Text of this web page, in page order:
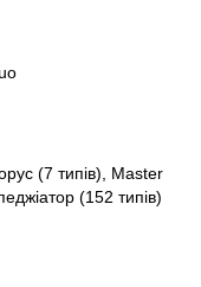
(7 типів), Master
(152 типів)